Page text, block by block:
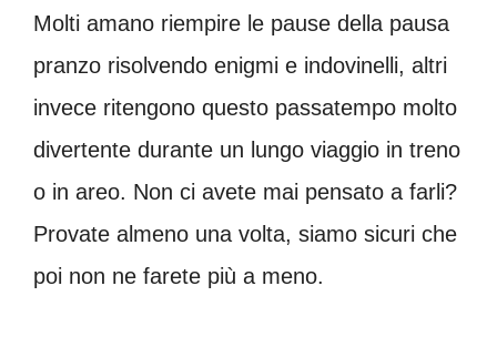
Molti amano riempire le pause della pausa
pranzo risolvendo enigmi e indovinelli, altri
invece ritengono questo passatempo molto
divertente durante un lungo viaggio in treno
o in areo. Non ci avete mai pensato a farli?
Provate almeno una volta, siamo sicuri che
poi non ne farete più a meno.